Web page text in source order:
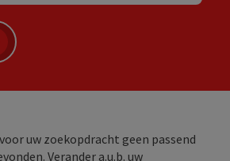
uw zoekopdracht geen passend
Verander a.u.b. uw